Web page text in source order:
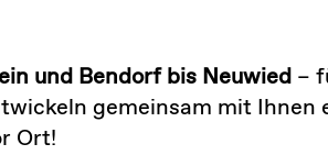
und Bendorf bis Neuwied –
gemeinsam mit Ihnen
Ort!